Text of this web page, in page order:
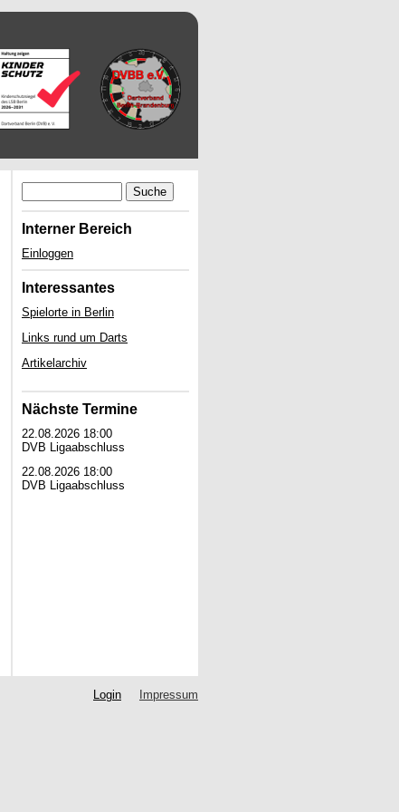
Suche
Interner Bereich
Einloggen
Interessantes
Spielorte in Berlin
Links rund um Darts
Artikelarchiv
Nächste Termine
22.08.2026 18:00
DVB Ligaabschluss
22.08.2026 18:00
DVB Ligaabschluss
Login Impressum